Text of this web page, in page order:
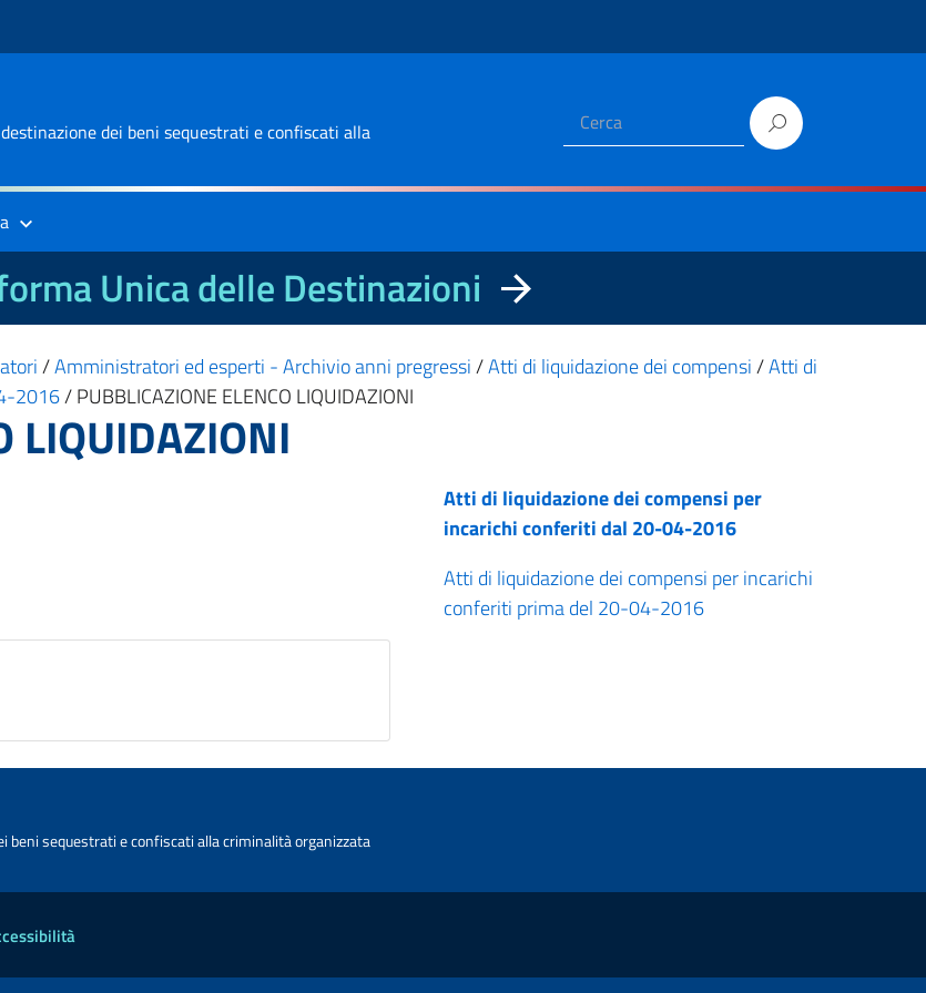
dei beni sequestrati e confiscati alla
Unica delle Destinazioni
/Amministratori ed esperti - Archivio anni pregressi/Atti di liquidazione dei compensi/Atti di
2016/PUBBLICAZIONE ELENCO LIQUIDAZIONI
LIQUIDAZIONI
Atti di liquidazione dei compensi per
incarichi conferiti dal 20-04-2016
Atti di liquidazione dei compensi per incarichi
conferiti prima del 20-04-2016
beni sequestrati e confiscati alla criminalità organizzata